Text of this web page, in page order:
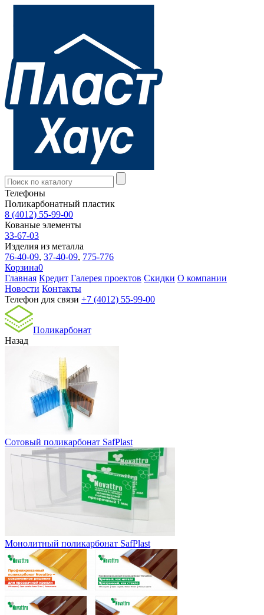
Телефоны
Поликарбонатный пластик
8 (4012) 55-99-00
Кованые элементы
33-67-03
Изделия из металла
76-40-09, 37-40-09, 775-776
Корзина0
Главная Кредит Галерея проектов Скидки О компании
Новости Контакты
Телефон для связи +7 (4012) 55-99-00
Поликарбонат
Назад
Сотовый поликарбонат SafPlast
Монолитный поликарбонат SafPlast